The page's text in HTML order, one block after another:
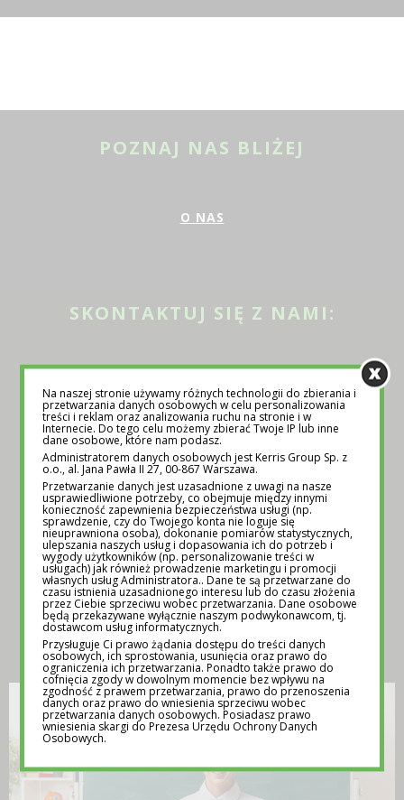
POZNAJ NAS BLIŻEJ
O NAS
SKONTAKTUJ SIĘ Z NAMI:
ODWIEDŹ NAS NA:
INSPIRACJA
Na naszej stronie używamy różnych technologii do zbierania i
przetwarzania danych osobowych w celu personalizowania
treści i reklam oraz analizowania ruchu na stronie i w
Internecie. Do tego celu możemy zbierać Twoje IP lub inne
dane osobowe, które nam podasz.
Administratorem danych osobowych jest Kerris Group Sp. z
o.o., al. Jana Pawła II 27, 00-867 Warszawa.
Przetwarzanie danych jest uzasadnione z uwagi na nasze
usprawiedliwione potrzeby, co obejmuje między innymi
konieczność zapewnienia bezpieczeństwa usługi (np.
sprawdzenie, czy do Twojego konta nie loguje się
nieuprawniona osoba), dokonanie pomiarów statystycznych,
ulepszania naszych usług i dopasowania ich do potrzeb i
wygody użytkowników (np. personalizowanie treści w
usługach) jak również prowadzenie marketingu i promocji
własnych usług Administratora.. Dane te są przetwarzane do
czasu istnienia uzasadnionego interesu lub do czasu złożenia
przez Ciebie sprzeciwu wobec przetwarzania. Dane osobowe
będą przekazywane wyłącznie naszym podwykonawcom, tj.
dostawcom usług informatycznych.
Przysługuje Ci prawo żądania dostępu do treści danych
osobowych, ich sprostowania, usunięcia oraz prawo do
ograniczenia ich przetwarzania. Ponadto także prawo do
cofnięcia zgody w dowolnym momencie bez wpływu na
zgodność z prawem przetwarzania, prawo do przenoszenia
danych oraz prawo do wniesienia sprzeciwu wobec
przetwarzania danych osobowych. Posiadasz prawo
wniesienia skargi do Prezesa Urzędu Ochrony Danych
Osobowych.